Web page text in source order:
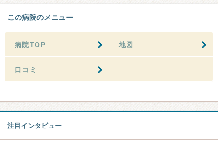
この病院のメニュー
病院TOP 地図
口コミ
注目インタビュー